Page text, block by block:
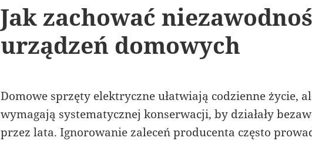
Jak zachować
urządzeń domowych
Domowe sprzęty elektryczne ułatwiają codzienne życie,
wymagają systematycznej konserwacji, by działały
przez lata. Ignorowanie zaleceń producenta często